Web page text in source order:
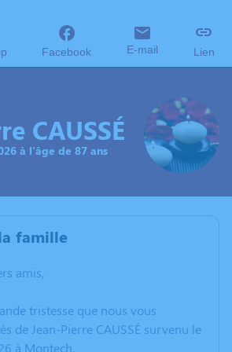
Facebook E-mail Lien
CAUSSÉ
à l'âge de 87 ans
famille
amis,
tristesse que nous vous
de Jean-Pierre CAUSSÉ survenu le
à Montech.